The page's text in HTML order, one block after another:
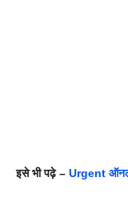
इसे भी पढ़े – Urgent